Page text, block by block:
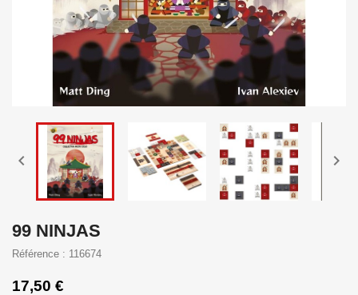
 
99 NINJAS
Référence : 116674
17,50 €